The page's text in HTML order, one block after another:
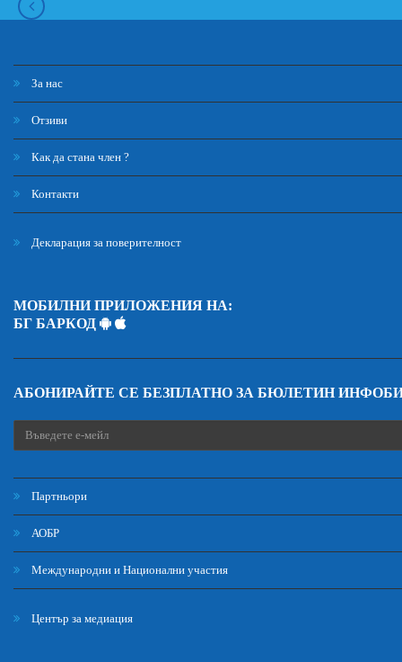
За нас
Отзиви
Как да стана член ?
Контакти
Декларация за поверителност
МОБИЛНИ ПРИЛОЖЕНИЯ НА:
БГ БАРКОД
АБОНИРАЙТЕ СЕ БЕЗПЛАТНО ЗА БЮЛЕТИН
Партньори
АОБР
Международни и Национални участия
Център за медиация